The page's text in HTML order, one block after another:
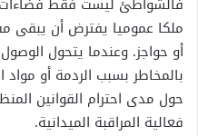
ملكا عموميا يفترض أن يبقى
أو حواجز. وعندما يتحول
بالمخاطر بسبب الردمة أو مواد
حول مدى احترام القوانين
فعالية المراقبة الميدانية.